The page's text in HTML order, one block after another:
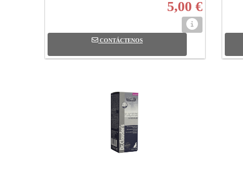
5,00 €
CONTÁCTENOS